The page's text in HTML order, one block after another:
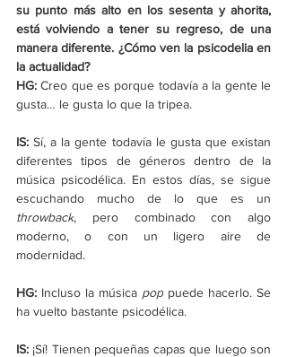
su punto más alto en los sesenta y ahorita,
está volviendo a tener su regreso, de una
manera diferente. ¿Cómo ven la psicodelia en
la actualidad?
HG: Creo que es porque todavía a la gente le
gusta… le gusta lo que la tripea.
IS: Sí, a la gente todavía le gusta que existan
diferentes tipos de géneros dentro de la
música psicodélica. En estos días, se sigue
throwback, pero combinado con algo
moderno, o con un ligero aire de
modernidad.
HG: Incluso la música pop puede hacerlo. Se
ha vuelto bastante psicodélica.
IS: ¡Sí! Tienen pequeñas capas que luego son